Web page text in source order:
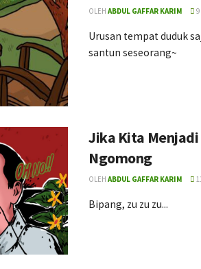
OLEH ABDUL GAFFAR KARIM 9
Urusan tempat duduk
santun seseorang~
Jika Kita
Ngomong
OLEH ABDUL GAFFAR KARIM
Bipang, zu zu zu...